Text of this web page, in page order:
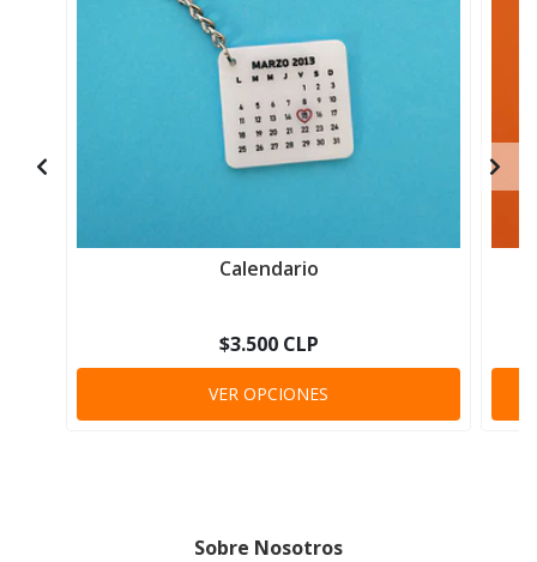
Calendario
$3.500 CLP
VER OPCIONES
Sobre Nosotros